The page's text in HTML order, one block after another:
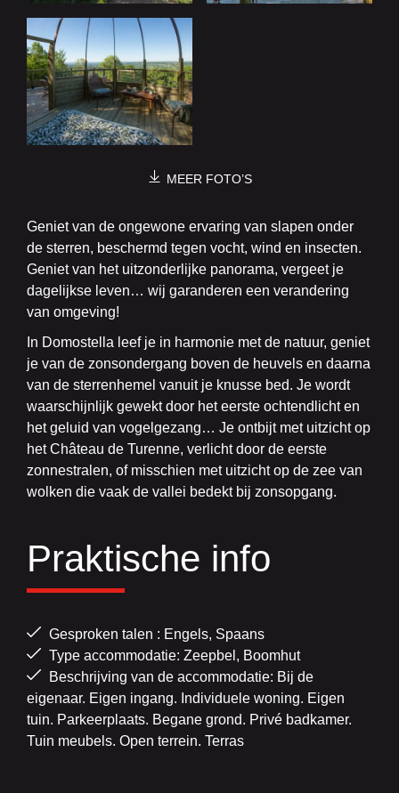
MEER FOTO’S
Geniet van de ongewone ervaring van slapen onder
de sterren, beschermd tegen vocht, wind en insecten.
Geniet van het uitzonderlijke panorama, vergeet je
dagelijkse leven… wij garanderen een verandering
van omgeving!
In Domostella leef je in harmonie met de natuur, geniet
je van de zonsondergang boven de heuvels en daarna
van de sterrenhemel vanuit je knusse bed. Je wordt
waarschijnlijk gewekt door het eerste ochtendlicht en
het geluid van vogelgezang… Je ontbijt met uitzicht op
het Château de Turenne, verlicht door de eerste
zonnestralen, of misschien met uitzicht op de zee van
wolken die vaak de vallei bedekt bij zonsopgang.
Praktische info
Gesproken talen : Engels, Spaans
Type accommodatie: Zeepbel, Boomhut
Beschrijving van de accommodatie: Bij de
eigenaar. Eigen ingang. Individuele woning. Eigen
tuin. Parkeerplaats. Begane grond. Privé badkamer.
Tuin meubels. Open terrein. Terras